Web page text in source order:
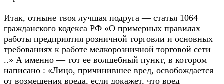
Итак, отныне твоя лучшая подруга — статья 1064
гражданского кодекса РФ «О примерных правилах
работы предприятия розничной торговли и основных
требованиях к работе мелкорозничной торговой сети
..» А именно — тот ее волшебный пункт, в котором
написано : «Лицо, причинившее вред, освобождается
от возмещения вреда, если докажет, что вред